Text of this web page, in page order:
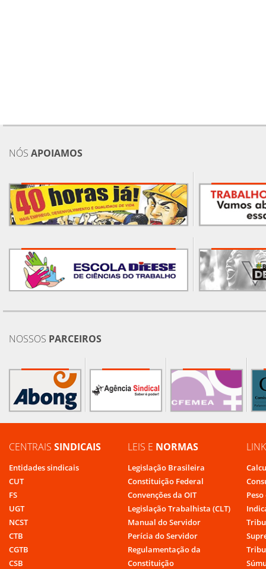
NÓS APOIAMOS
NOSSOS PARCEIROS
CENTRAIS SINDICAIS
Entidades sindicais
CUT
FS
UGT
NCST
CTB
CGTB
CSB
LEIS E NORMAS
Legislação Brasileira
Constituição Federal
Convenções da OIT
Legislação Trabalhista (CLT)
Manual do Servidor
Perícia do Servidor
Regulamentação da
Constituição